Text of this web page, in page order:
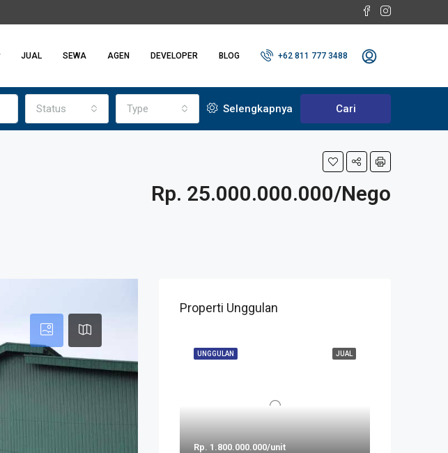
JUAL SEWA AGEN DEVELOPER BLOG +62 811 777 3488
Status Type Selengkapnya Cari
Rp. 25.000.000.000/Nego
Properti Unggulan
JUAL
UNGGULAN
Rp. 1.800.000.000/unit